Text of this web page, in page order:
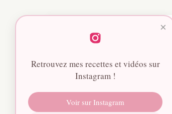
×
Retrouvez mes recettes et vidéos sur
Instagram !
Voir sur Instagram